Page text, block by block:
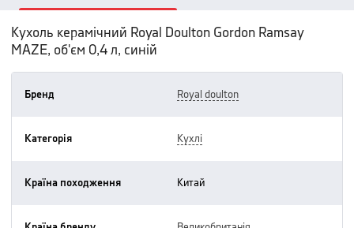
Кухоль керамічний Royal Doulton Gordon Ramsay
MAZE, об'єм 0,4 л, синій
Бренд royal doulton
Категорія кухлі
Країна походження китай